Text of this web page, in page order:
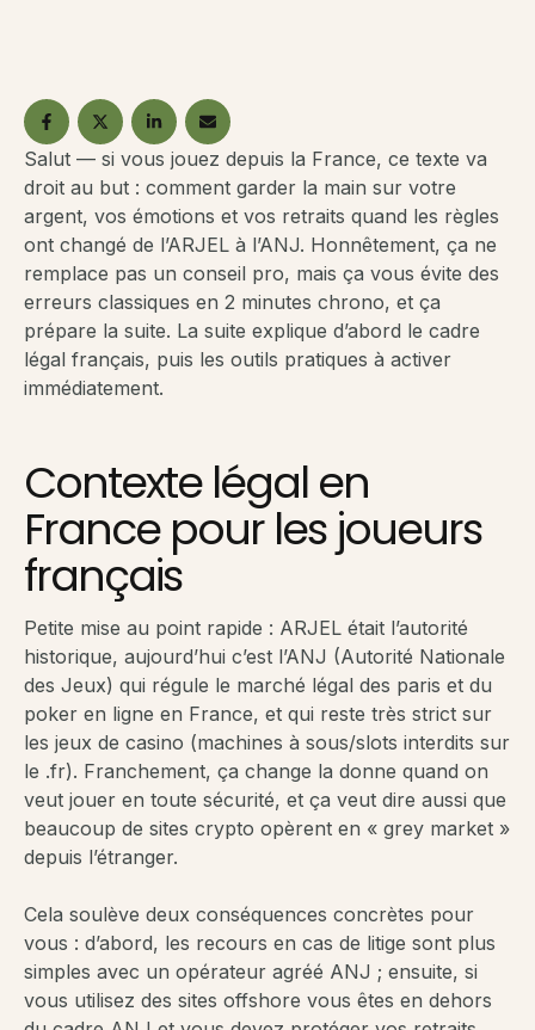
Salut — si vous jouez depuis la France, ce texte va
droit au but : comment garder la main sur votre
argent, vos émotions et vos retraits quand les règles
ont changé de l’ARJEL à l’ANJ. Honnêtement, ça ne
remplace pas un conseil pro, mais ça vous évite des
erreurs classiques en 2 minutes chrono, et ça
prépare la suite. La suite explique d’abord le cadre
légal français, puis les outils pratiques à activer
immédiatement.
Contexte légal en
France pour les joueurs
français
Petite mise au point rapide : ARJEL était l’autorité
historique, aujourd’hui c’est l’ANJ (Autorité Nationale
des Jeux) qui régule le marché légal des paris et du
poker en ligne en France, et qui reste très strict sur
les jeux de casino (machines à sous/slots interdits sur
le .fr). Franchement, ça change la donne quand on
veut jouer en toute sécurité, et ça veut dire aussi que
beaucoup de sites crypto opèrent en « grey market »
depuis l’étranger.
Cela soulève deux conséquences concrètes pour
vous : d’abord, les recours en cas de litige sont plus
simples avec un opérateur agréé ANJ ; ensuite, si
vous utilisez des sites offshore vous êtes en dehors